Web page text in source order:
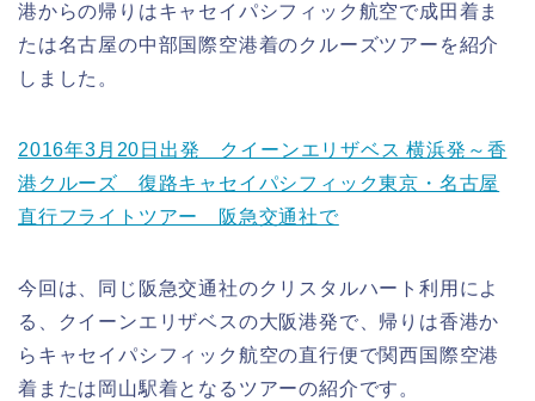
港からの帰りはキャセイパシフィック航空で成田着ま
たは名古屋の中部国際空港着のクルーズツアーを紹介
しました。
2016年3月20日出発 クイーンエリザベス 横浜発～香
港クルーズ 復路キャセイパシフィック東京・名古屋
直行フライトツアー 阪急交通社で
今回は、同じ阪急交通社のクリスタルハート利用によ
る、クイーンエリザベスの大阪港発で、帰りは香港か
らキャセイパシフィック航空の直行便で関西国際空港
着または岡山駅着となるツアーの紹介です。